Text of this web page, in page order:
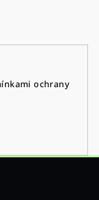
ochrany